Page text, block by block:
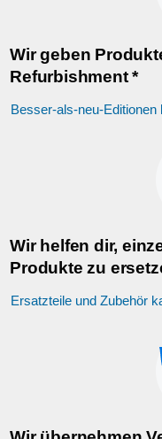
Wir geben
Refurbishment *
Besser-als-neu-Editionen
Wir helfen dir,
Produkte zu
Ersatzteile und Zubehör